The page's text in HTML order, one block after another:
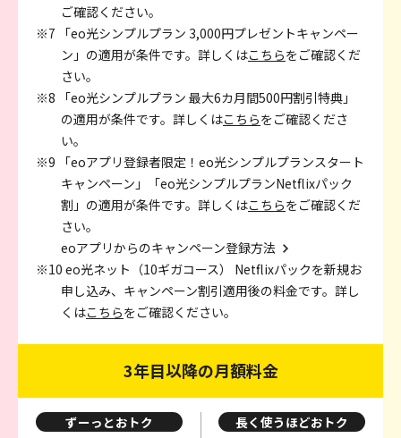
ご確認ください。
※7 「eo光シンプルプラン 3,000円プレゼントキャンペー
ン」の適用が条件です。詳しくはこちらをご確認くだ
さい。
※8 「eo光シンプルプラン 最大6カ月間500円割引特典」
の適用が条件です。詳しくはこちらをご確認くださ
い。
※9 「eoアプリ登録者限定！eo光シンプルプランスタート
キャンペーン」「eo光シンプルプランNetflixパック
割」の適用が条件です。詳しくはこちらをご確認くだ
さい。
eoアプリからのキャンペーン登録方法
※10 eo光ネット（10ギガコース） Netflixパックを新規お
申し込み、キャンペーン割引適用後の料金です。詳し
くはこちらをご確認ください。
3年目以降の月額料金
ずーっとおトク
長く使うほどおトク